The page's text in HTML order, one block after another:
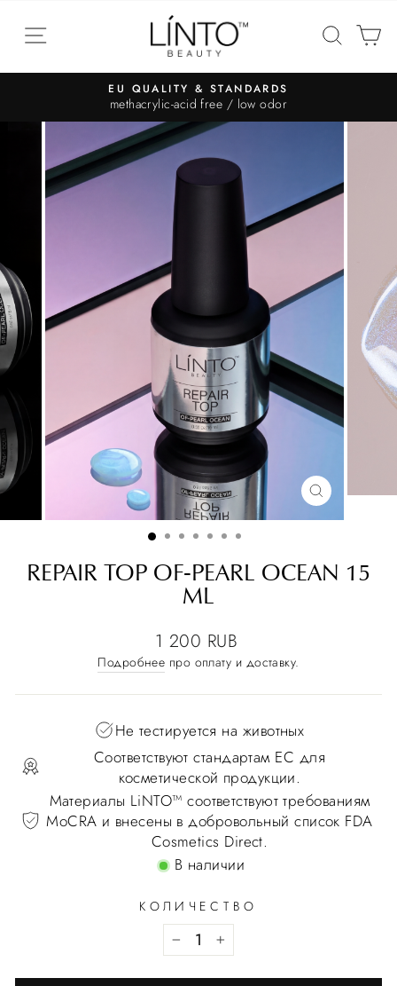
EU QUALITY & STANDARDS
methacrylic-acid free / low odor
REPAIR TOP OF-PEARL OCEAN 15
ML
1 200 RUB
Подробнее про оплату и доставку.
Не тестируется на животных
Соответствуют стандартам ЕС для
косметической продукции.
Материалы LiNTO™ соответствуют требованиям
MoCRA и внесены в добровольный список FDA
Cosmetics Direct.
В наличии
КОЛИЧЕСТВО